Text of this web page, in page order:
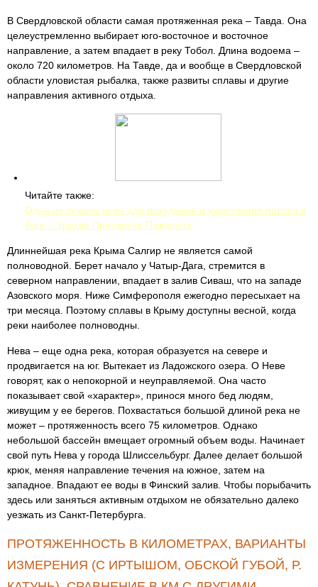
В Свердловской области самая протяженная река – Тавда. Она
целеустремленно выбирает юго-восточное и восточное
направление, а затем впадает в реку Тобол. Длина водоема –
около 720 километров. На Тавде, да и вообще в Свердловской
области уловистая рыбалка, также развиты сплавы и другие
направления активного отдыха.
Читайте также:
Одна из лучших асан для похудения и укрепления пресса в
йоге – Урдхва Прасарита Падасана
Длиннейшая река Крыма Салгир не является самой
полноводной. Берет начало у Чатыр-Дага, стремится в
северном направлении, впадает в залив Сиваш, что на западе
Азовского моря. Ниже Симферополя ежегодно пересыхает на
три месяца. Поэтому сплавы в Крыму доступны весной, когда
реки наиболее полноводны.
Нева – еще одна река, которая образуется на севере и
продвигается на юг. Вытекает из Ладожского озера. О Неве
говорят, как о непокорной и неуправляемой. Она часто
показывает свой «характер», принося много бед людям,
живущим у ее берегов. Похвастаться большой длиной река не
может – протяженность всего 75 километров. Однако
небольшой бассейн вмещает огромный объем воды. Начинает
свой путь Нева у города Шлиссельбург. Далее делает большой
крюк, меняя направление течения на южное, затем на
западное. Впадают ее воды в Финский залив. Чтобы порыбачить
здесь или заняться активным отдыхом не обязательно далеко
уезжать из Санкт-Петербурга.
ПРОТЯЖЕННОСТЬ В КИЛОМЕТРАХ, ВАРИАНТЫ
ИЗМЕРЕНИЯ (С ИРТЫШОМ, ОБСКОЙ ГУБОЙ, Р.